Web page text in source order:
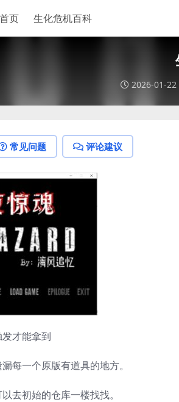
首页 生化危机百科
2026-01-22
常见问题 评论建议
才能拿到
每一个原版有道具的地方。
去初始的仓库一楼找找。